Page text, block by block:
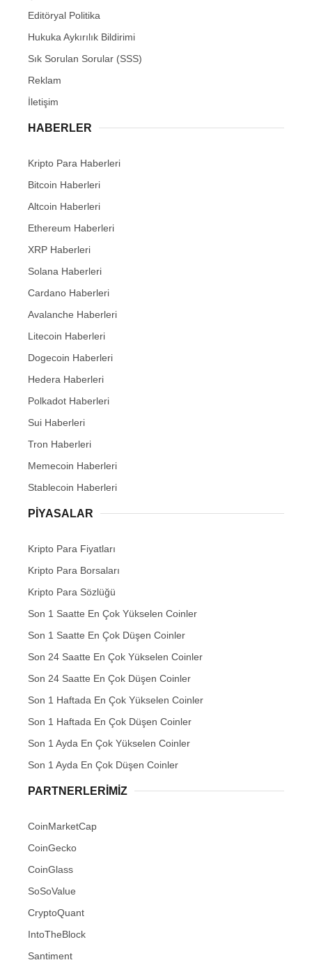
Editöryal Politika
Hukuka Aykırılık Bildirimi
Sık Sorulan Sorular (SSS)
Reklam
İletişim
HABERLER
Kripto Para Haberleri
Bitcoin Haberleri
Altcoin Haberleri
Ethereum Haberleri
XRP Haberleri
Solana Haberleri
Cardano Haberleri
Avalanche Haberleri
Litecoin Haberleri
Dogecoin Haberleri
Hedera Haberleri
Polkadot Haberleri
Sui Haberleri
Tron Haberleri
Memecoin Haberleri
Stablecoin Haberleri
PIYASALAR
Kripto Para Fiyatları
Kripto Para Borsaları
Kripto Para Sözlüğü
Son 1 Saatte En Çok Yükselen Coinler
Son 1 Saatte En Çok Düşen Coinler
Son 24 Saatte En Çok Yükselen Coinler
Son 24 Saatte En Çok Düşen Coinler
Son 1 Haftada En Çok Yükselen Coinler
Son 1 Haftada En Çok Düşen Coinler
Son 1 Ayda En Çok Yükselen Coinler
Son 1 Ayda En Çok Düşen Coinler
PARTNERLERIMIZ
CoinMarketCap
CoinGecko
CoinGlass
SoSoValue
CryptoQuant
IntoTheBlock
Santiment